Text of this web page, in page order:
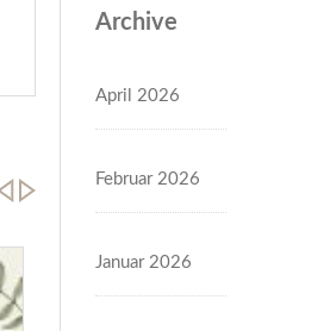
Archive
April 2026
Februar 2026
Januar 2026